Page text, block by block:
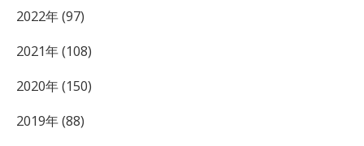
2022年 (97)
2021年 (108)
2020年 (150)
2019年 (88)